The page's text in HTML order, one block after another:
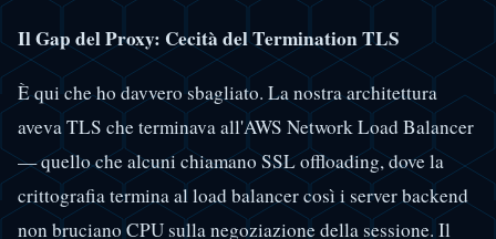
Il Gap del Proxy: Cecità del Termination TLS
È qui che ho davvero sbagliato. La nostra architettura
aveva TLS che terminava all'AWS Network Load Balancer
— quello che alcuni chiamano SSL offloading, dove la
crittografia termina al load balancer così i server backend
non bruciano CPU sulla negoziazione della sessione. Il